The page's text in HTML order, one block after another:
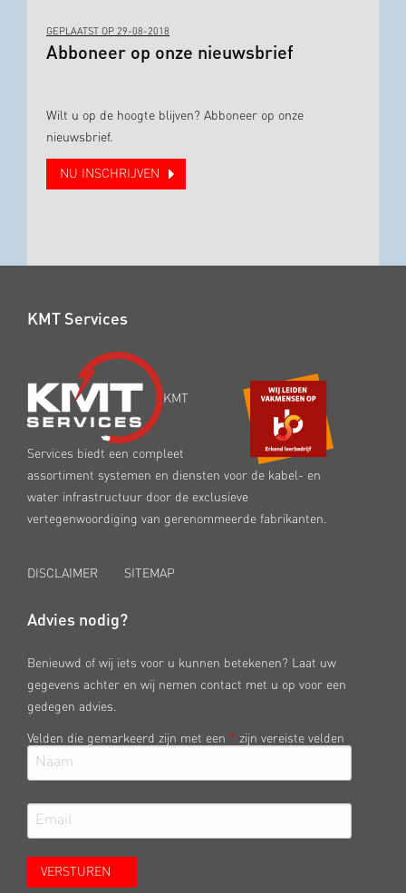
GEPLAATST OP 29-08-2018
Abboneer op onze nieuwsbrief
Wilt u op de hoogte blijven? Abboneer op onze
nieuwsbrief.
NU INSCHRIJVEN
KMT Services
KMT
Services biedt een compleet
assortiment systemen en diensten voor de kabel- en
water infrastructuur door de exclusieve
vertegenwoordiging van gerenommeerde fabrikanten.
DISCLAIMER SITEMAP
Advies nodig?
Benieuwd of wij iets voor u kunnen betekenen? Laat uw
gegevens achter en wij nemen contact met u op voor een
gedegen advies.
Velden die gemarkeerd zijn met een * zijn vereiste velden